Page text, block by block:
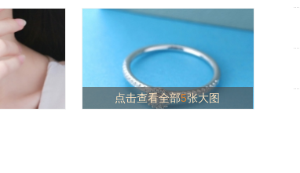
点击查看全部5张大图